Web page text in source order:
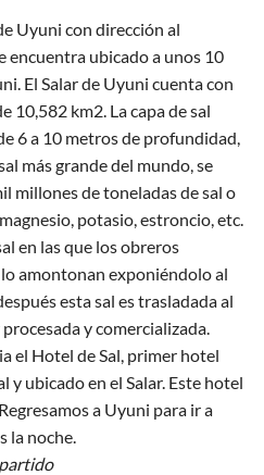
Uyuni con dirección al
encuentra ubicado a unos 10
El Salar de Uyuni cuenta con
10,582 km2. La capa de sal
6 a 10 metros de profundidad,
más grande del mundo, se
millones de toneladas de sal o
potasio, estroncio, etc.
en las que los obreros
amontonan exponiéndolo al
esta sal es trasladada al
y comercializada.
el Hotel de Sal, primer hotel
y ubicado en el Salar. Este hotel
a Uyuni para ir a
la noche.